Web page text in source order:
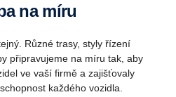
na míru
Různé trasy, styly řízení
připravujeme na míru tak, aby
ve vaší firmě a zajišťovaly
každého vozidla.